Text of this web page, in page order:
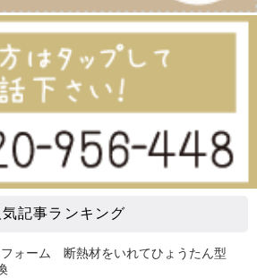
気記事ランキング
ォーム 断熱材をいれてひょうたん型